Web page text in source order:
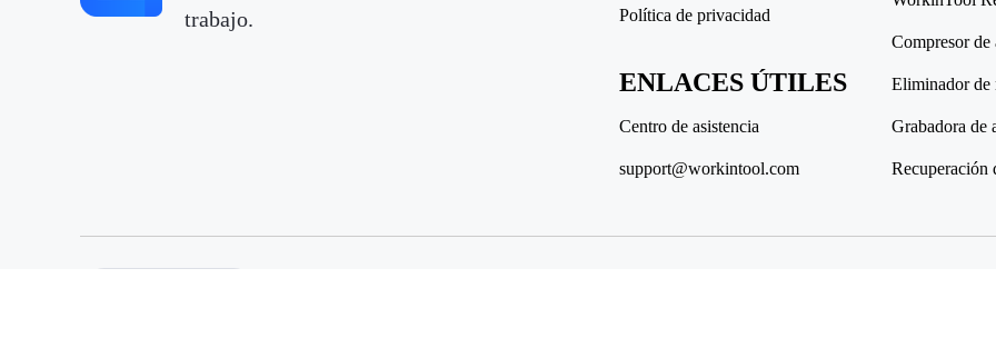
trabajo.
Política de privacidad
ENLACES ÚTILES
Centro de asistencia
support@workintool.com
Compresor de
Eliminador de
Grabadora de
Recuperación